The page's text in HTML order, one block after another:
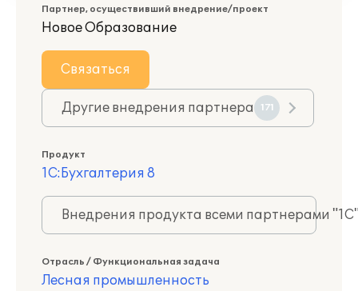
Партнер, осуществивший внедрение/проект
Новое Образование
Связаться
Другие внедрения партнера 171
Продукт
1С:Бухгалтерия 8
Внедрения продукта всеми партнерами
Отрасль / Функциональная задача
Лесная промышленность